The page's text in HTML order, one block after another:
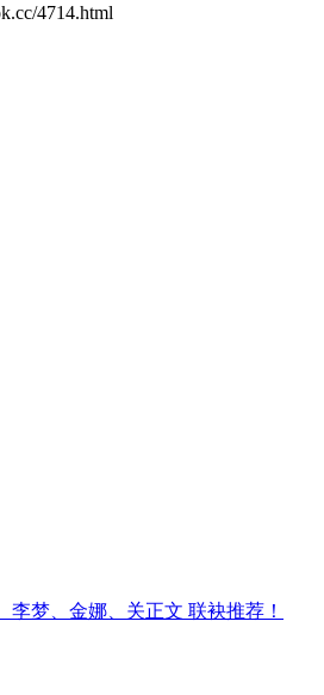
4714.html
李梦、金娜、关正文 联袂推荐！